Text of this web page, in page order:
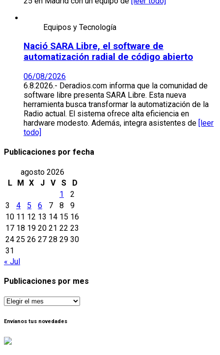
Equipos y Tecnología
Nació SARA Libre, el software de
automatización radial de código abierto
06/08/2026
6.8.2026.- Deradios.com informa que la comunidad de
software libre presenta SARA Libre. Esta nueva
herramienta busca transformar la automatización de la
Radio actual. El sistema ofrece alta eficiencia en
hardware modesto. Además, integra asistentes de [leer
todo]
Publicaciones por fecha
agosto 2026
L
M X J V S
D
1
2
3
4 5 6 7 8
9
10 11 12 13 14 15 16
17 18 19 20 21 22 23
24 25 26 27 28 29 30
31
« Jul
Publicaciones por mes
Publicaciones
mes
Envíanos tus novedades